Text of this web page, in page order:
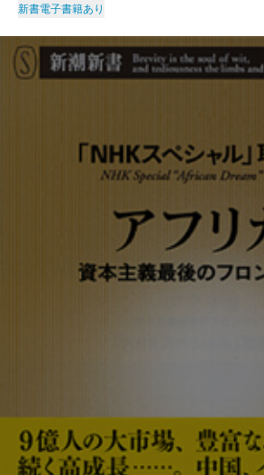
新書電子書籍あり